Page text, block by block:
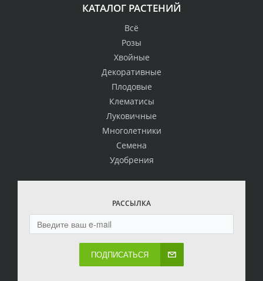
КАТАЛОГ РАСТЕНИЙ
Всё
Розы
Хвойные
Декоративные
Плодовые
Клематисы
Луковичные
Многолетники
Семена
Удобрения
РАССЫЛКА
ПОДПИСАТЬСЯ